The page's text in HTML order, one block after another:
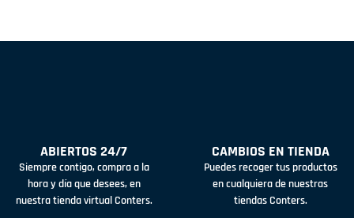
ABIERTOS 24/7
Siempre contigo, compra a la
hora y día que desees, en
nuestra tienda virtual Conters.
CAMBIOS EN TIENDA
Puedes recoger tus productos
en cualquiera de nuestras
tiendas Conters.